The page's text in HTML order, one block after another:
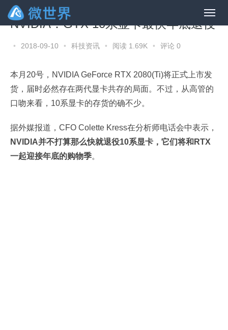
NVIDIA：GTX 10系显卡最快年底退役
• 2018-09-10 • 科技资讯 • 阅读 1.69K • 评论 0
本月20号，NVIDIA GeForce RTX 2080(Ti)将正式上市发
货，届时必然存在两代显卡共存的局面。不过，从高管的
口吻来看，10系显卡的存货的确不少。
据外媒报道，CFO Colette Kress在分析师电话会中表示，
NVIDIA并不打算那么快就退役10系显卡，它们将和RTX
一起迎接年底的购物季。